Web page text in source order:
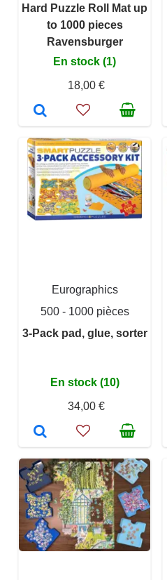
Hard Puzzle Roll Mat up
to 1000 pieces
Ravensburger
En stock (1)
18,00 €
Eurographics
500 - 1000 pièces
3-Pack pad, glue, sorter
En stock (10)
34,00 €